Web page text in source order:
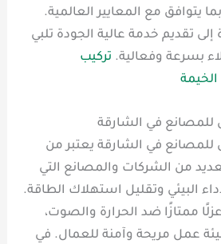
يتوافق مع المعايير العالمية.
تقديم خدمة عالية الجودة تلبي
بسرعة وفعالية. تركيب
للمصانع في الشارقة
في الشارقة يعتبر من
من الشركات والمصانع التي
البيئي وتقليل استهلاك الطاقة.
ممتازًا ضد الحرارة والصوت،
عمل مريحة وآمنة للعمال. في